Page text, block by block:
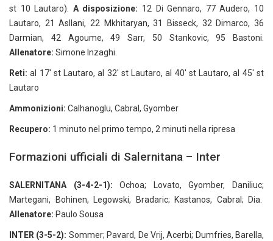
st 10 Lautaro). A disposizione: 12 Di Gennaro, 77 Audero, 10
Lautaro, 21 Asllani, 22 Mkhitaryan, 31 Bisseck, 32 Dimarco, 36
Darmian, 42 Agoume, 49 Sarr, 50 Stankovic, 95 Bastoni.
Allenatore: Simone Inzaghi.
Reti: al 17' st Lautaro, al 32' st Lautaro, al 40' st Lautaro, al 45' st
Lautaro
Ammonizioni: Calhanoglu, Cabral, Gyomber
Recupero: 1 minuto nel primo tempo, 2 minuti nella ripresa
Formazioni ufficiali di Salernitana – Inter
SALERNITANA (3-4-2-1): Ochoa; Lovato, Gyomber, Daniliuc;
Martegani, Bohinen, Legowski, Bradaric; Kastanos, Cabral; Dia.
Allenatore: Paulo Sousa
INTER (3-5-2): Sommer; Pavard, De Vrij, Acerbi; Dumfries, Barella,